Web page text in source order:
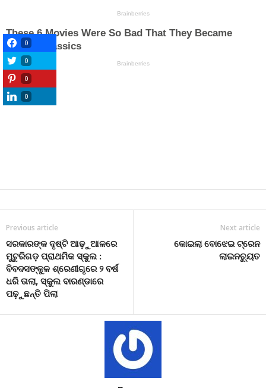
Previous article
ସରକାରଙ୍କ ଦୃଷ୍ଟି ଆଢ଼ୁଆଳରେ
ମୁଟୁରିଗଡ଼ ପ୍ରାଥମିକ ସ୍କୁଲ :
ବିବଦସଙ୍କୁଳ ଶ୍ରେଣୀଗୃରେ ୨ ବର୍ଷ
ଧରି ତାଲା, ସ୍କୁଲ ବାରଣ୍ଡାରେ
ପଢ଼ୁଛନ୍ତି ପିଲା
Next article
କୋଇଲା ବୋଝେଇ ଟ୍ରେନ
ଲାଇନଚ୍ୟୁତ
0
0
0
0